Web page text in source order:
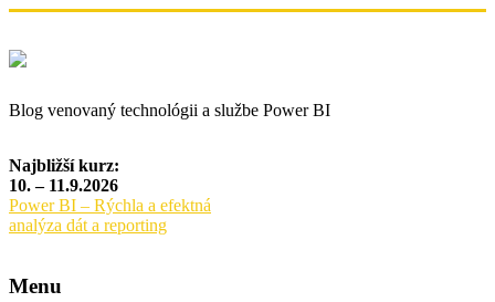
Blog venovaný technológii a službe Power BI
Najbližší kurz:
10. – 11.9.2026
Power BI – Rýchla a efektná
analýza dát a reporting
Menu